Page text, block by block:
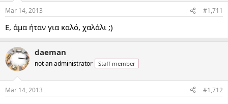
Mar 14, 2013 #1,711
Ε, άμα ήταν για καλό, χαλάλι ;)
daeman
not an administrator Staff member
Mar 14, 2013 #1,712